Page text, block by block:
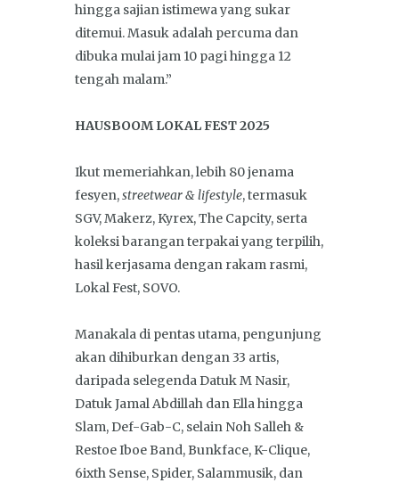
hingga sajian istimewa yang sukar
ditemui. Masuk adalah percuma dan
dibuka mulai jam 10 pagi hingga 12
tengah malam.”
HAUSBOOM LOKAL FEST 2025
Ikut memeriahkan, lebih 80 jenama
fesyen,streetwear & lifestyle, termasuk
SGV, Makerz, Kyrex, The Capcity, serta
koleksi barangan terpakai yang terpilih,
hasil kerjasama dengan rakam rasmi,
Lokal Fest, SOVO.
Manakala di pentas utama, pengunjung
akan dihiburkan dengan 33 artis,
daripada selegenda Datuk M Nasir,
Datuk Jamal Abdillah dan Ella hingga
Slam, Def-Gab-C, selain Noh Salleh &
Restoe Iboe Band, Bunkface, K-Clique,
6ixth Sense, Spider, Salammusik, dan